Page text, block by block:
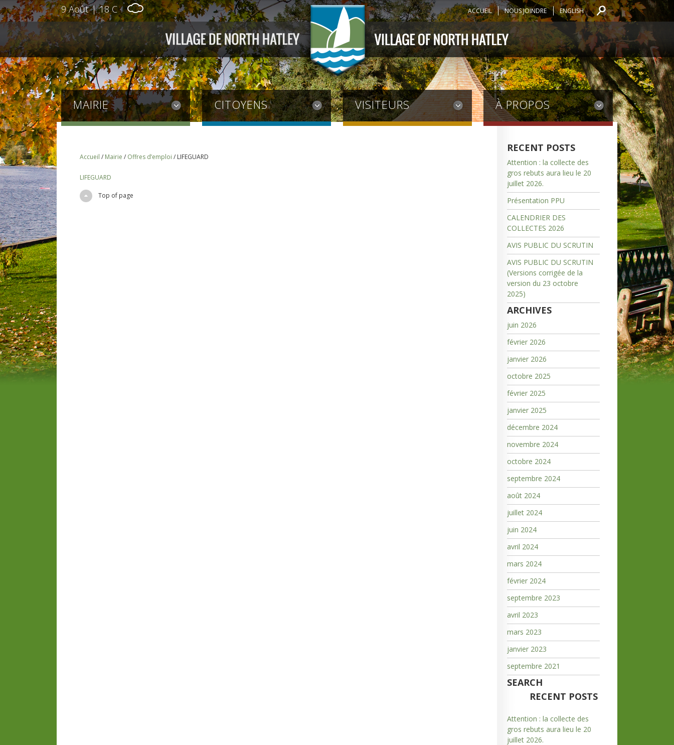
9 Août | 18 C ACCUEIL NOUS JOINDRE ENGLISH
MAIRIE CITOYENS VISITEURS À PROPOS
Accueil / Mairie / Offres d’emploi / LIFEGUARD
LIFEGUARD
Top of page
RECENT POSTS
Attention : la collecte des
gros rebuts aura lieu le 20
juillet 2026.
Présentation PPU
CALENDRIER DES
COLLECTES 2026
AVIS PUBLIC DU SCRUTIN
AVIS PUBLIC DU SCRUTIN
(Versions corrigée de la
version du 23 octobre
2025)
ARCHIVES
juin 2026
février 2026
janvier 2026
octobre 2025
février 2025
janvier 2025
décembre 2024
novembre 2024
octobre 2024
septembre 2024
août 2024
juillet 2024
juin 2024
avril 2024
mars 2024
février 2024
septembre 2023
avril 2023
mars 2023
janvier 2023
septembre 2021
SEARCH
RECENT POSTS
Attention : la collecte des
gros rebuts aura lieu le 20
juillet 2026.